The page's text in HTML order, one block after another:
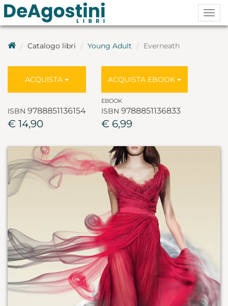
Catalogo libri Young Adult Everneath
ACQUISTA
ISBN 9788851136154
€ 14,90
ACQUISTA EBOOK
EBOOK
ISBN 9788851136833
€ 6,99